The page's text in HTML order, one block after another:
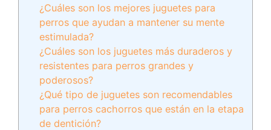
¿Cuáles son los mejores juguetes para
perros que ayudan a mantener su mente
estimulada?
¿Cuáles son los juguetes más duraderos y
resistentes para perros grandes y
poderosos?
¿Qué tipo de juguetes son recomendables
para perros cachorros que están en la etapa
de dentición?